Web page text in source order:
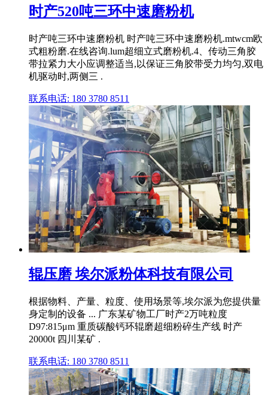
时产520吨三环中速磨粉机
时产吨三环中速磨粉机 时产吨三环中速磨粉机.mtwcm欧
式粗粉磨.在线咨询.lum超细立式磨粉机.4、传动三角胶
带拉紧力大小应调整适当,以保证三角胶带受力均匀,双电
机驱动时,两侧三 .
联系电话: 180 3780 8511
辊压磨 埃尔派粉体科技有限公司
根据物料、产量、粒度、使用场景等,埃尔派为您提供量
身定制的设备 ... 广东某矿物工厂时产2万吨粒度
D97:815μm 重质碳酸钙环辊磨超细粉碎生产线 时产
20000t 四川某矿 .
联系电话: 180 3780 8511